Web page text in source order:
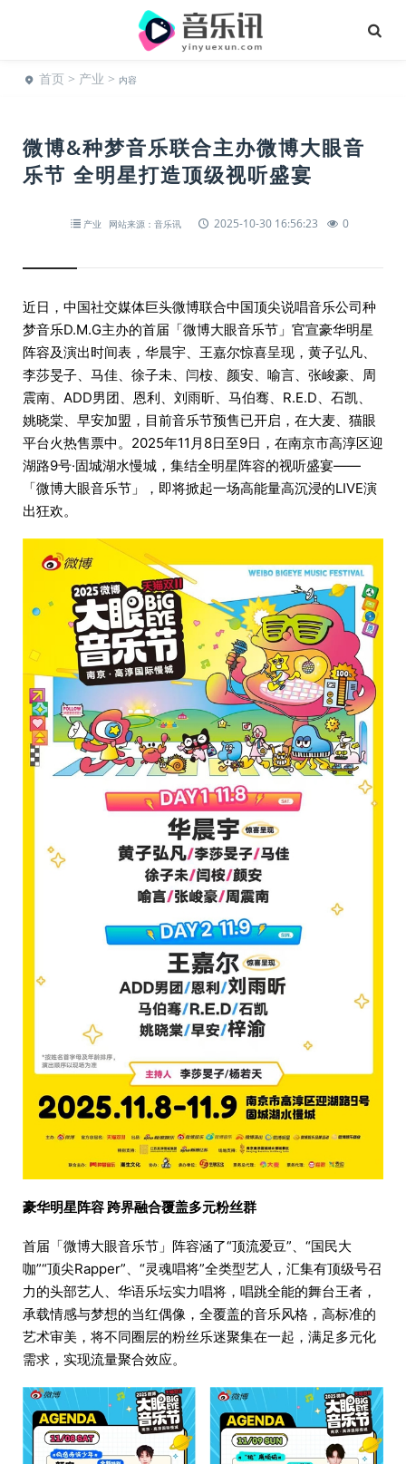
首页 > 产业 > 内容
微博&种梦音乐联合主办微博大眼音
乐节 全明星打造顶级视听盛宴
产业 网站来源：音乐讯 2025-10-30 16:56:23 0
近日，中国社交媒体巨头微博联合中国顶尖说唱音乐公司种
梦音乐D.M.G主办的首届「微博大眼音乐节」官宣豪华明星
阵容及演出时间表，华晨宇、王嘉尔惊喜呈现，黄子弘凡、
李莎旻子、马佳、徐子未、闫桉、颜安、喻言、张峻豪、周
震南、ADD男团、恩利、刘雨昕、马伯骞、R.E.D、石凯、
姚晓棠、早安加盟，目前音乐节预售已开启，在大麦、猫眼
平台火热售票中。2025年11月8日至9日，在南京市高淳区迎
湖路9号·固城湖水慢城，集结全明星阵容的视听盛宴——
「微博大眼音乐节」，即将掀起一场高能量高沉浸的LIVE演
出狂欢。
豪华明星阵容 跨界融合覆盖多元粉丝群
首届「微博大眼音乐节」阵容涵了“顶流爱豆”、“国民大
咖”“顶尖Rapper”、“灵魂唱将”全类型艺人，汇集有顶级号召
力的头部艺人、华语乐坛实力唱将，唱跳全能的舞台王者，
承载情感与梦想的当红偶像，全覆盖的音乐风格，高标准的
艺术审美，将不同圈层的粉丝乐迷聚集在一起，满足多元化
需求，实现流量聚合效应。